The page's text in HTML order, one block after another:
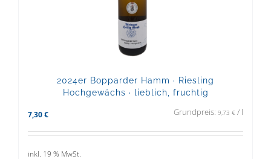
2024er Bopparder Hamm · Riesling
Hochgewächs · lieblich, fruchtig
7,30 € Grundpreis: 9,73 € / l
inkl. 19 % MwSt.